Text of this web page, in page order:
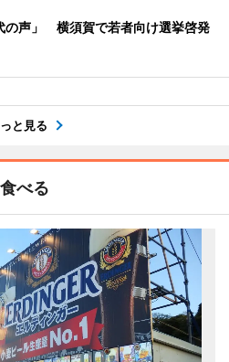
の声」 横須賀で若者向け選挙啓発
と見る
食べる